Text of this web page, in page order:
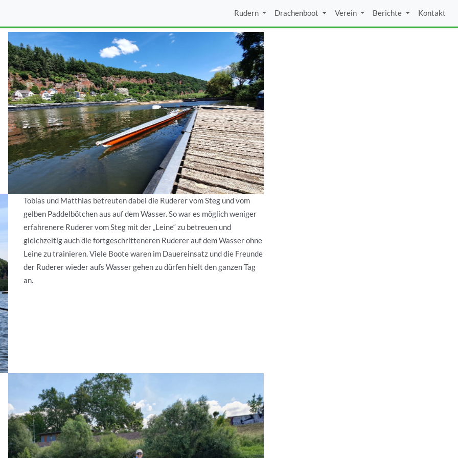
Rudern Drachenboot Verein Berichte Kontakt
Tobias und Matthias betreuten dabei die Ruderer vom Steg und vom
gelben Paddelbötchen aus auf dem Wasser. So war es möglich weniger
erfahrenere Ruderer vom Steg mit der „Leine“ zu betreuen und
gleichzeitig auch die fortgeschritteneren Ruderer auf dem Wasser ohne
Leine zu trainieren. Viele Boote waren im Dauereinsatz und die Freunde
der Ruderer wieder aufs Wasser gehen zu dürfen hielt den ganzen Tag
an.